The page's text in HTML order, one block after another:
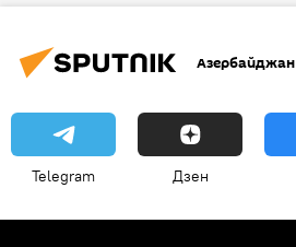
строительство
Азербайджан
Telegram Дзен